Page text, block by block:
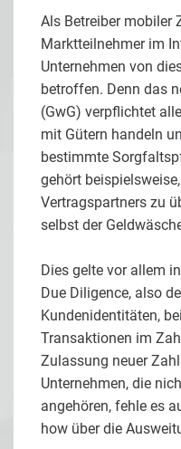
Als Betreiber mobiler
Marktteilnehmer im
Unternehmen von
betroffen. Denn das
(GwG) verpflichtet
mit Gütern handeln
bestimmte
gehört
Vertragspartners zu
selbst der
Dies gelte vor allem
Due Diligence, also
Kundenidentitäten,
Transaktionen im
Zulassung neuer
Unternehmen, die
angehören, fehle es
how über die